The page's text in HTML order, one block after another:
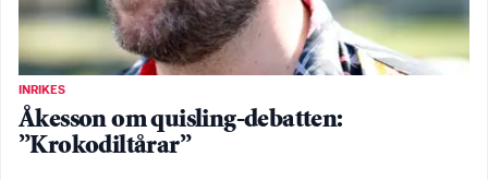
INRIKES
Åkesson om quisling-debatten:
”Krokodiltårar”